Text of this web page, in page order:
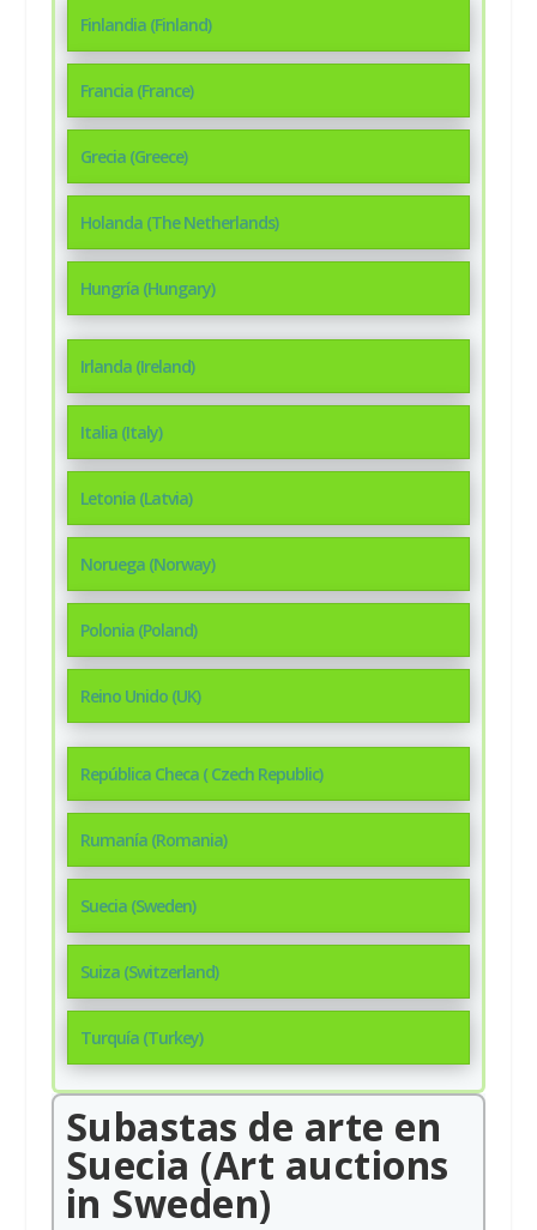
Finlandia (Finland)
Francia (France)
Grecia (Greece)
Holanda (The Netherlands)
Hungría (Hungary)
Irlanda (Ireland)
Italia (Italy)
Letonia (Latvia)
Noruega (Norway)
Polonia (Poland)
Reino Unido (UK)
República Checa ( Czech Republic)
Rumanía (Romania)
Suecia (Sweden)
Suiza (Switzerland)
Turquía (Turkey)
Subastas de arte en
Suecia (Art auctions
in Sweden)